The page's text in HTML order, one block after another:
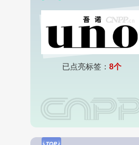
已点亮标签： 8个